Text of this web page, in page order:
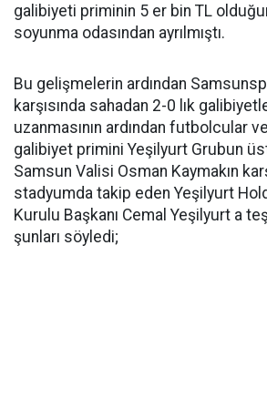
galibiyeti priminin 5 er bin TL
soyunma odasından ayrılmıştı.
Bu gelişmelerin ardından
karşısında sahadan 2-0 lık
uzanmasının ardından futbolcular
galibiyet primini Yeşilyurt Grubun
Samsun Valisi Osman Kaymakın
stadyumda takip eden Yeşilyurt
Kurulu Başkanı Cemal Yeşilyurt a
şunları söyledi;